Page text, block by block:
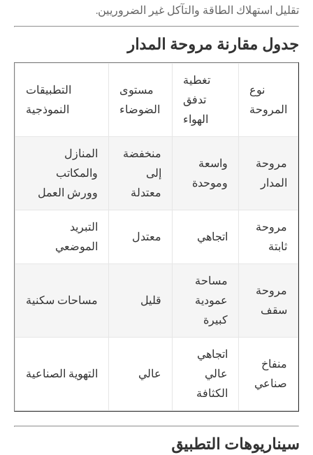
تقليل استهلاك الطاقة والتآكل غير الضروريين.
جدول مقارنة مروحة المدار
نوع
المروحة
تغطية
تدفق
الهواء
مستوى
الضوضاء
التطبيقات
النموذجية
مروحة
المدار
واسعة
وموحدة
منخفضة
إلى
معتدلة
المنازل
والمكاتب
وورش العمل
مروحة
ثابتة
اتجاهي معتدل
التبريد
الموضعي
مروحة
سقف
مساحة
عمودية
كبيرة
قليل مساحات سكنية
منفاخ
صناعي
اتجاهي
عالي
الكثافة
عالي التهوية الصناعية
سيناريوهات التطبيق